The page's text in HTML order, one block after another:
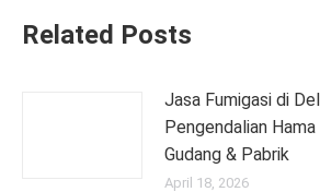
Related Posts
Jasa Fumigasi di
Pengendalian
Gudang & Pabrik
April 18, 2026